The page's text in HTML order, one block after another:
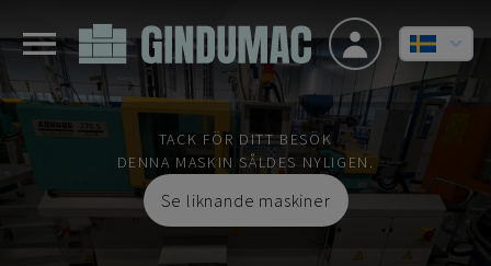
TACK FÖR DITT BESÖK
DENNA MASKIN SÅLDES NYLIGEN.
Se liknande maskiner